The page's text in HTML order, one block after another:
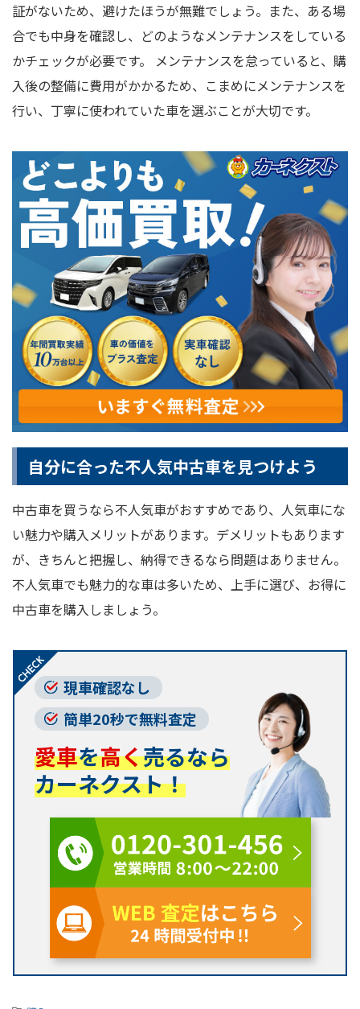
証がないため、避けたほうが無難でしょう。また、ある場
合でも中身を確認し、どのようなメンテナンスをしている
かチェックが必要です。 メンテナンスを怠っていると、購
入後の整備に費用がかかるため、こまめにメンテナンスを
行い、丁寧に使われていた車を選ぶことが大切です。
自分に合った不人気中古車を見つけよう
中古車を買うなら不人気車がおすすめであり、人気車にな
い魅力や購入メリットがあります。デメリットもあります
が、きちんと把握し、納得できるなら問題はありません。
不人気車でも魅力的な車は多いため、上手に選び、お得に
中古車を購入しましょう。
現車確認なし
簡単20秒で無料査定
愛車を高く売るなら
カーネクスト！